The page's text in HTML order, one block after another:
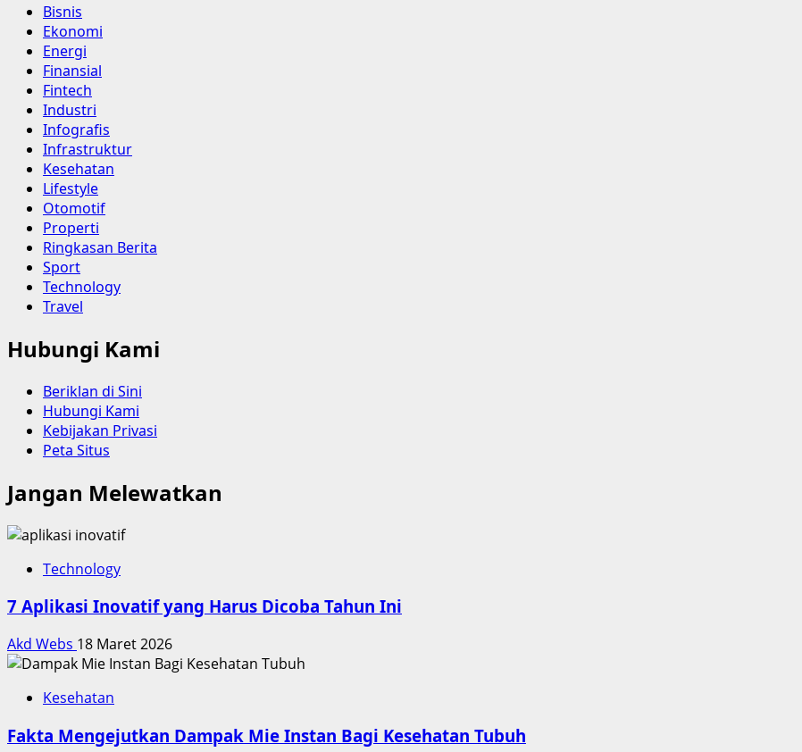
Bisnis
Ekonomi
Energi
Finansial
Fintech
Industri
Infografis
Infrastruktur
Kesehatan
Lifestyle
Otomotif
Properti
Ringkasan Berita
Sport
Technology
Travel
Hubungi Kami
Beriklan di Sini
Hubungi Kami
Kebijakan Privasi
Peta Situs
Jangan Melewatkan
Technology
7 Aplikasi Inovatif yang Harus Dicoba Tahun Ini
Akd Webs 18 Maret 2026
Kesehatan
Fakta Mengejutkan Dampak Mie Instan Bagi Kesehatan Tubuh